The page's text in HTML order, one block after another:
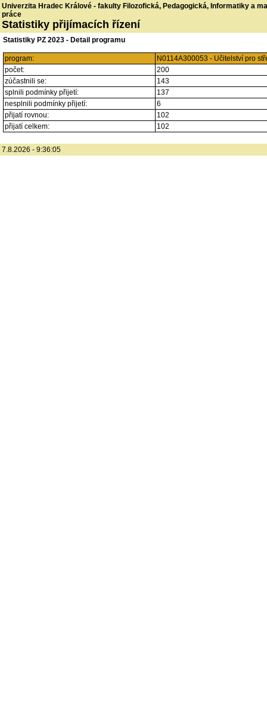
Univerzita Hradec Králové - fakulty Filozofická, Pedagogická, Informatiky a
práce
Statistiky přijímacích řízení
Statistiky PZ 2023 - Detail programu
program:
N0114A300053 - Učitelství pro
počet:
200
zúčastnili se:
143
splnili podmínky přijetí:
137
nesplnili podmínky přijetí:
6
přijatí rovnou:
102
přijatí celkem:
102
7.8.2026 - 9:36:05